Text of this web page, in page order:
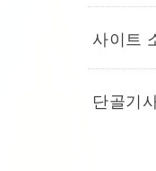
사이트
단골기